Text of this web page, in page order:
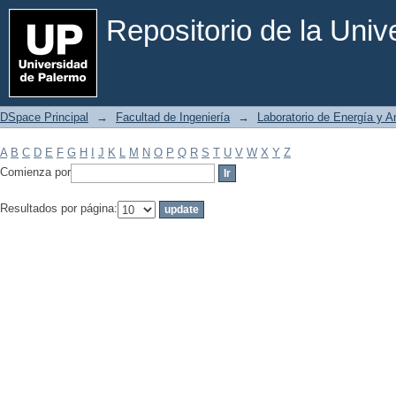
Repositorio de la
Filtrar por: Materia
DSpace Principal → Facultad de Ingeniería → Laboratorio de Energía y
A B C D E F G H J K L M N O P Q R S T U V W X Y Z
Comienza por
Resultados por página: